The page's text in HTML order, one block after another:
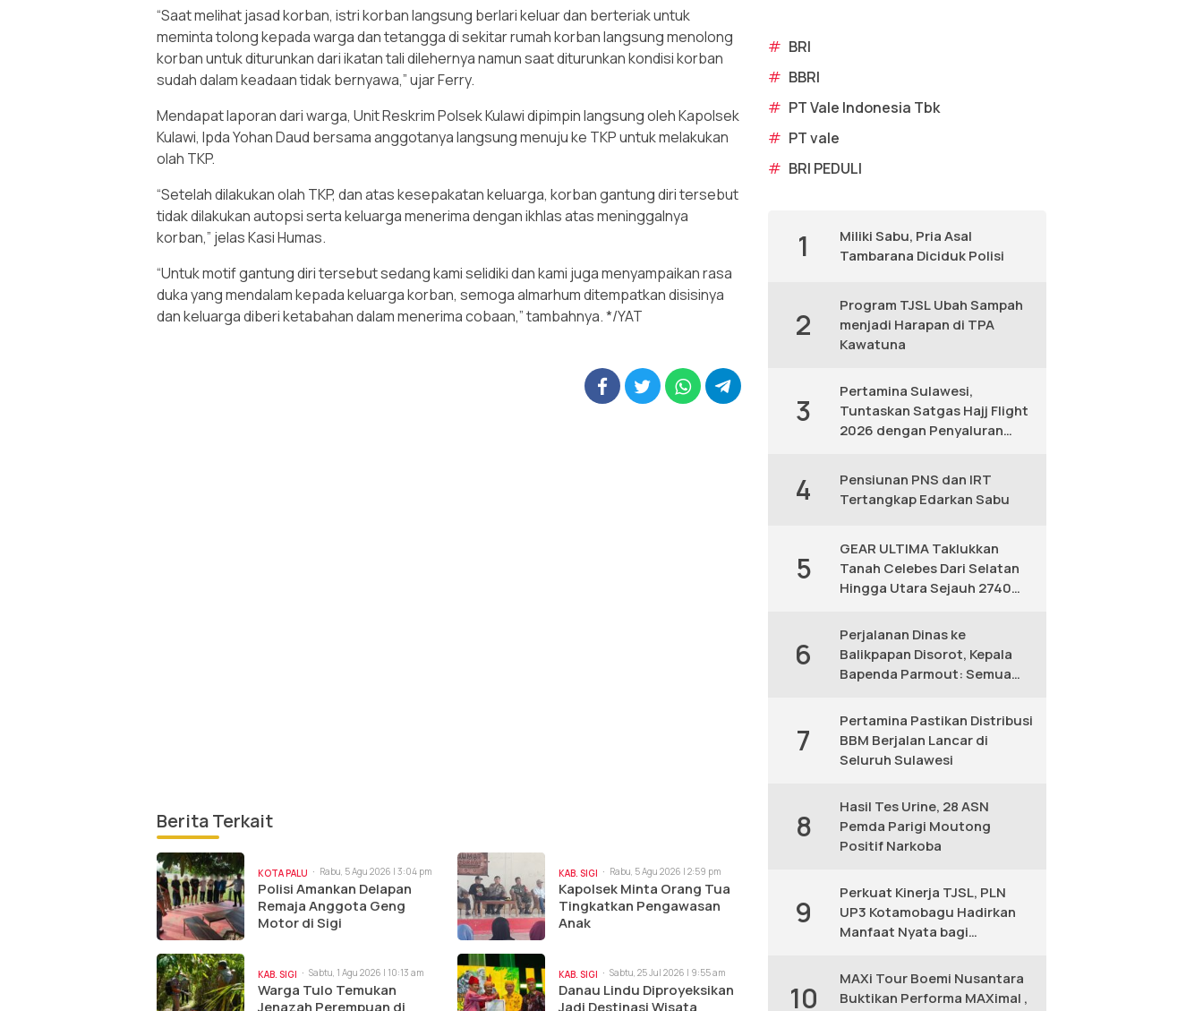
“Saat melihat jasad korban, istri korban langsung berlari keluar dan berteriak untuk
meminta tolong kepada warga dan tetangga di sekitar rumah korban langsung menolong
korban untuk diturunkan dari ikatan tali dilehernya namun saat diturunkan kondisi korban
sudah dalam keadaan tidak bernyawa,” ujar Ferry.
Mendapat laporan dari warga, Unit Reskrim Polsek Kulawi dipimpin langsung oleh Kapolsek
Kulawi, Ipda Yohan Daud bersama anggotanya langsung menuju ke TKP untuk melakukan
olah TKP.
“Setelah dilakukan olah TKP, dan atas kesepakatan keluarga, korban gantung diri tersebut
tidak dilakukan autopsi serta keluarga menerima dengan ikhlas atas meninggalnya
korban,” jelas Kasi Humas.
“Untuk motif gantung diri tersebut sedang kami selidiki dan kami juga menyampaikan rasa
duka yang mendalam kepada keluarga korban, semoga almarhum ditempatkan disisinya
dan keluarga diberi ketabahan dalam menerima cobaan,” tambahnya. */YAT
Berita Terkait
KOTA PALU Rabu, 5 Agu 2026 | 3:04 pm
Polisi Amankan Delapan
Remaja Anggota Geng
Motor di Sigi
KAB. SIGI Rabu, 5 Agu 2026 | 2:59 pm
Kapolsek Minta Orang Tua
Tingkatkan Pengawasan
Anak
KAB. SIGI Sabtu, 1 Agu 2026 | 10:13 am
Warga Tulo Temukan
Jenazah Perempuan di
KAB. SIGI Sabtu, 25 Jul 2026 | 9:55 am
Danau Lindu Diproyeksikan
Jadi Destinasi Wisata
# BRI
# BBRI
# PT Vale Indonesia Tbk
# PT vale
# BRI PEDULI
1
Miliki Sabu, Pria Asal
Tambarana Diciduk Polisi
2
Program TJSL Ubah Sampah
menjadi Harapan di TPA
Kawatuna
3
Pertamina Sulawesi,
Tuntaskan Satgas Hajj Flight
2026 dengan Penyaluran
4
Pensiunan PNS dan IRT
Tertangkap Edarkan Sabu
5
GEAR ULTIMA Taklukkan
Tanah Celebes Dari Selatan
Hingga Utara Sejauh 2740
6
Perjalanan Dinas ke
Balikpapan Disorot, Kepala
Bapenda Parmout: Semua
7
Pertamina Pastikan Distribusi
BBM Berjalan Lancar di
Seluruh Sulawesi
8
Hasil Tes Urine, 28 ASN
Pemda Parigi Moutong
Positif Narkoba
9
Perkuat Kinerja TJSL, PLN
UP3 Kotamobagu Hadirkan
Manfaat Nyata bagi
10
MAXi Tour Boemi Nusantara
Buktikan Performa MAXimal ,